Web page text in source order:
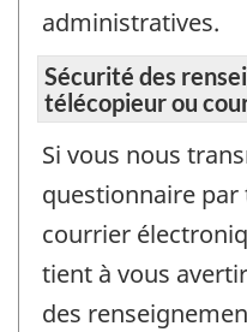
administratives.
Sécurité des
télécopieur ou
Si vous nous
questionnaire
courrier
tient à vous
des